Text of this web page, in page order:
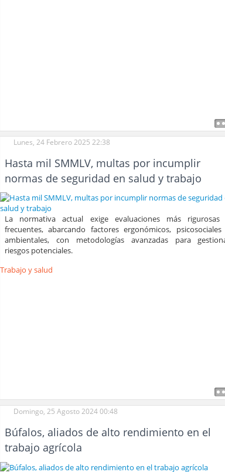
Lunes, 24 Febrero 2025 22:38
Hasta mil SMMLV, multas por incumplir
normas de seguridad en salud y trabajo
La normativa actual exige evaluaciones más
frecuentes, abarcando factores ergonómicos,
ambientales, con metodologías avanzadas para
riesgos potenciales.
Trabajo y salud
Domingo, 25 Agosto 2024 00:48
Búfalos, aliados de alto rendimiento en el
trabajo agrícola